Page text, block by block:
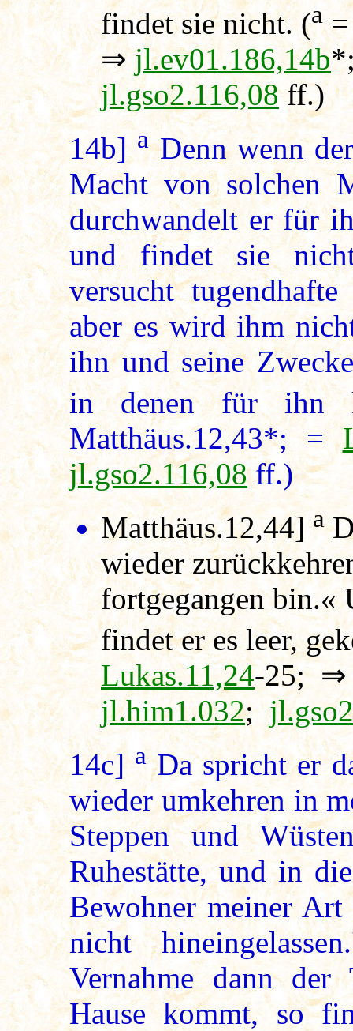
findet sie nicht. (a
⇒jl.ev01.186,14b
jl.gso2.116,08ff.)
14b] aDenn wenn
Macht von solchen
durchwandelt er für
und findet sie
versucht
aber es wird ihm
ihn und seine
in denen für ihn
Matthäus.12,43*; =
jl.gso2.116,08ff.)
Matthäus.12,44] a
wieder
fortgegangen bin.«
findet er es leer,
Lukas.11,24-25;
jl.him1.032;
14c] aDa spricht er
wieder umkehren in
Steppen und
Ruhestätte, und in
Bewohner meiner
nicht
Vernahme dann der
Hause kommt, so